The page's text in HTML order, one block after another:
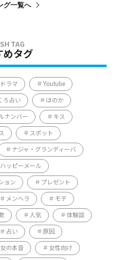
グ一覧へ
めタグ
ラマ Youtube
ろ占い ほのか
ナンバー キス
スポット
ナジャ・グランディーバ
ハッピーメール
ョン プレゼント
メンヘラ モテ
人気 体験談
占い 原因
女の本音 女性向け